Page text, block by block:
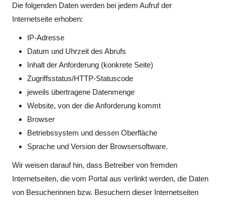
Die folgenden Daten werden bei jedem Aufruf der
Internetseite erhoben:
IP-Adresse
Datum und Uhrzeit des Abrufs
Inhalt der Anforderung (konkrete Seite)
Zugriffsstatus/HTTP-Statuscode
jeweils übertragene Datenmenge
Website, von der die Anforderung kommt
Browser
Betriebssystem und dessen Oberfläche
Sprache und Version der Browsersoftware.
Wir weisen darauf hin, dass Betreiber von fremden
Internetseiten, die vom Portal aus verlinkt werden, die Daten
von Besucherinnen bzw. Besuchern dieser Internetseiten